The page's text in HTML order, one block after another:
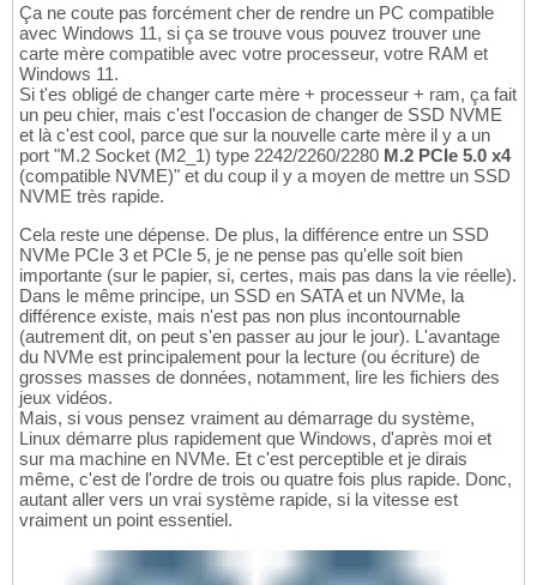
Ça ne coute pas forcément cher de rendre un PC compatible
avec Windows 11, si ça se trouve vous pouvez trouver une
carte mère compatible avec votre processeur, votre RAM et
Windows 11.
Si t'es obligé de changer carte mère + processeur + ram, ça fait
un peu chier, mais c'est l'occasion de changer de SSD NVME
et là c'est cool, parce que sur la nouvelle carte mère il y a un
port "M.2 Socket (M2_1) type 2242/2260/2280 M.2 PCIe 5.0 x4
(compatible NVME)" et du coup il y a moyen de mettre un SSD
NVME très rapide.
Cela reste une dépense. De plus, la différence entre un SSD
NVMe PCIe 3 et PCIe 5, je ne pense pas qu'elle soit bien
importante (sur le papier, si, certes, mais pas dans la vie réelle).
Dans le même principe, un SSD en SATA et un NVMe, la
différence existe, mais n'est pas non plus incontournable
(autrement dit, on peut s'en passer au jour le jour). L'avantage
du NVMe est principalement pour la lecture (ou écriture) de
grosses masses de données, notamment, lire les fichiers des
jeux vidéos.
Mais, si vous pensez vraiment au démarrage du système,
Linux démarre plus rapidement que Windows, d'après moi et
sur ma machine en NVMe. Et c'est perceptible et je dirais
même, c'est de l'ordre de trois ou quatre fois plus rapide. Donc,
autant aller vers un vrai système rapide, si la vitesse est
vraiment un point essentiel.